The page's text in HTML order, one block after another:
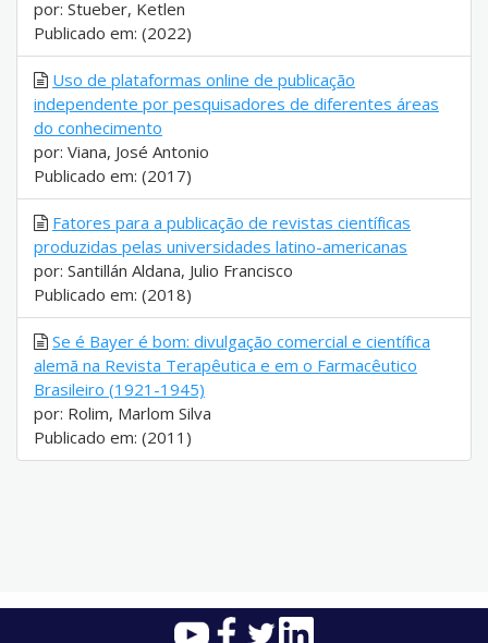
por: Stueber, Ketlen
Publicado em: (2022)
Uso de plataformas online de publicação
independente por pesquisadores de diferentes áreas
do conhecimento
por: Viana, José Antonio
Publicado em: (2017)
Fatores para a publicação de revistas científicas
produzidas pelas universidades latino-americanas
por: Santillán Aldana, Julio Francisco
Publicado em: (2018)
Se é Bayer é bom: divulgação comercial e científica
alemã na Revista Terapêutica e em o Farmacêutico
Brasileiro (1921-1945)
por: Rolim, Marlom Silva
Publicado em: (2011)